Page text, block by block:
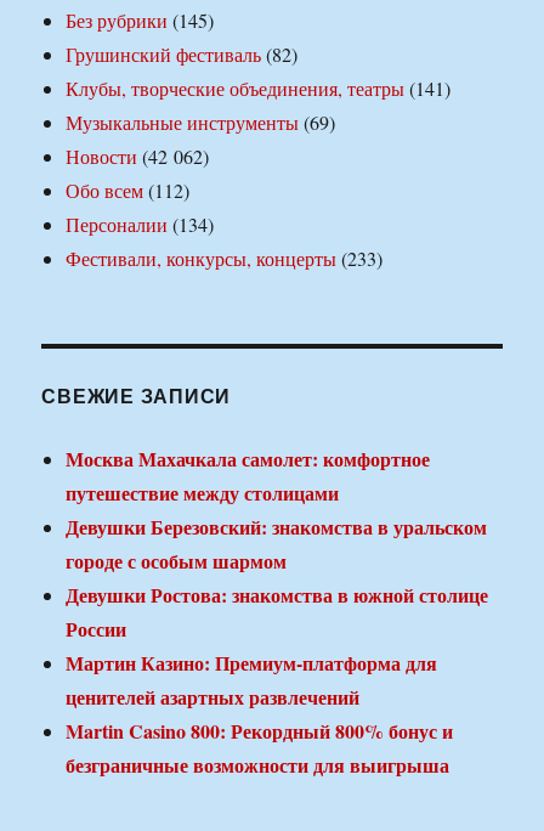
Без рубрики (145)
Грушинский фестиваль(82)
Клубы, творческие объединения, театры(141)
Музыкальные инструменты(69)
Новости (42 062)
Обо всем(112)
Персоналии (134)
Фестивали, конкурсы, концерты(233)
СВЕЖИЕ ЗАПИСИ
Москва Махачкала самолет: комфортное
путешествие между столицами
Девушки Березовский: знакомства в уральском
городе с особым шармом
Девушки Ростова: знакомства в южной столице
России
Мартин Казино: Премиум-платформа для
ценителей азартных развлечений
Martin Casino 800: Рекордный 800% бонус и
безграничные возможности для выигрыша